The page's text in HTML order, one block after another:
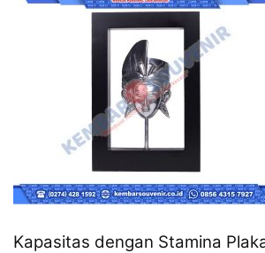
Kapasitas dengan Stamina